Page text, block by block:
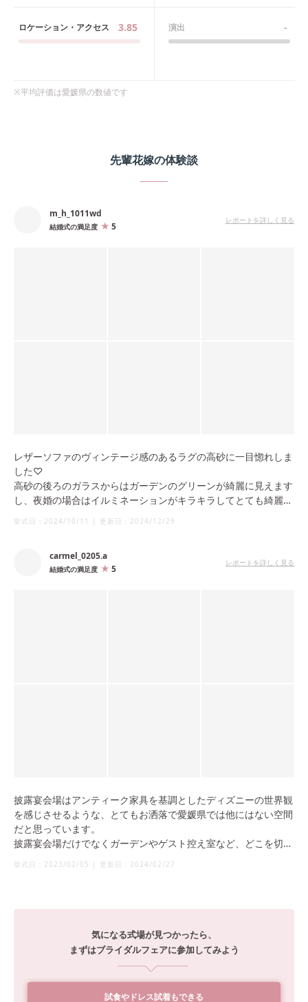
ロケーション・アクセス 3.85 演出 -
※平均評価は愛媛県の数値です
先輩花嫁の体験談
m_h_1011wd
結婚式の満足度 5
レポートを詳しく見る
レザーソファのヴィンテージ感のあるラグの高砂に一目惚れしま
した♡
高砂の後ろのガラスからはガーデンのグリーンが綺麗に見えます
し、夜婚の場合はイルミネーションがキラキラしてとても綺麗で
ょっと見えづらいこともありました。
挙式日： 2024/10/11 | 更新日： 2024/12/29
carmel_0205.a
結婚式の満足度 5
レポートを詳しく見る
披露宴会場はアンティーク家具を基調としたディズニーの世界観
を感じさせるような、とてもお洒落で愛媛県では他にはない空間
だと思っています。
披露宴会場だけでなくガーデンやゲスト控え室など、どこを切り
挙式日： 2023/02/05 | 更新日： 2024/02/27
気になる式場が見つかったら、
まずはブライダルフェアに参加してみよう
試食やドレス試着もできる